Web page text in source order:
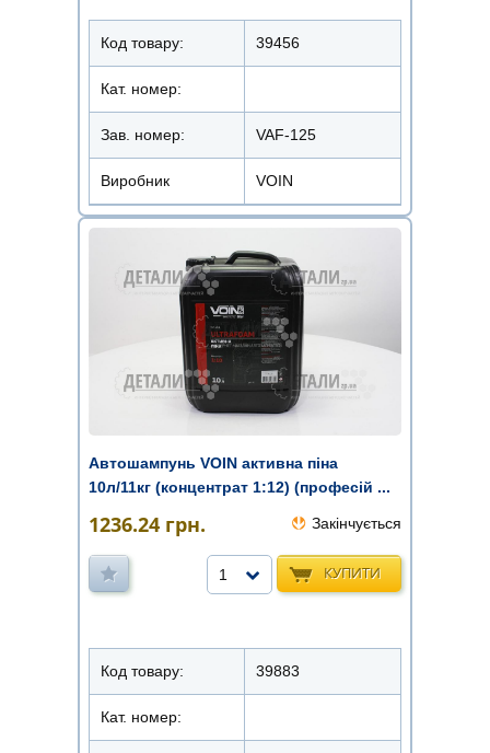
Код товару: 39456
Кат. номер:
Зав. номер: VAF-125
Виробник VOIN
Автошампунь VOIN активна піна
10л/11кг (концентрат 1:12) (професій ...
1236.24 грн. Закінчується
КУПИТИ
1
Код товару: 39883
Кат. номер: